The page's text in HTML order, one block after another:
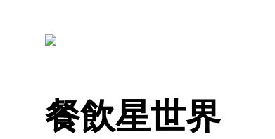
餐飲星世界